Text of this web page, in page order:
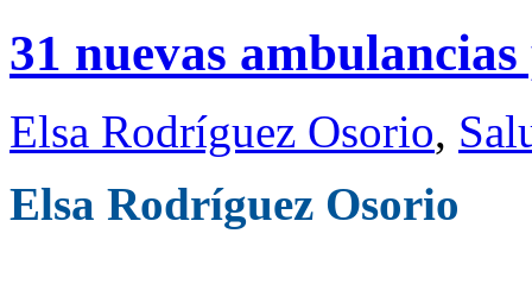
31 nuevas
Elsa Rodríguez Osorio,
Elsa Rodríguez Osorio